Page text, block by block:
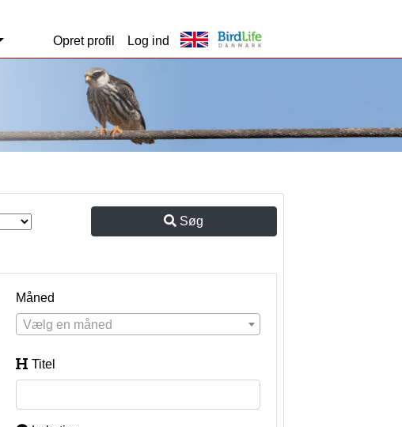
Opret profil Log ind
Søg
Måned
Vælg en måned
Titel